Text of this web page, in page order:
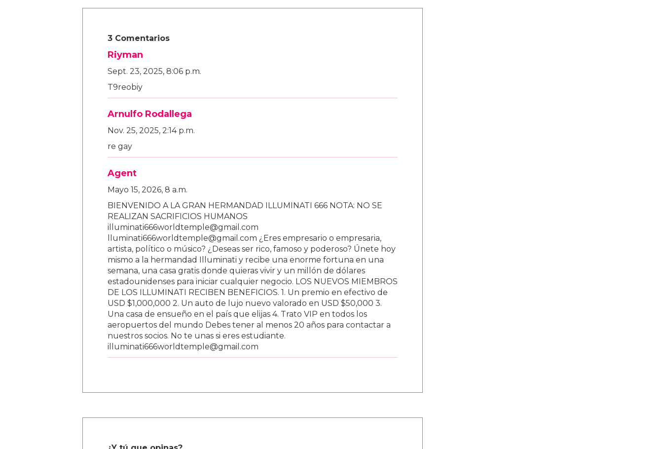
3 Comentarios
Riyman
Sept. 23, 2025, 8:06 p.m.
T9reobiy
Arnulfo Rodallega
Nov. 25, 2025, 2:14 p.m.
re gay
Agent
Mayo 15, 2026, 8 a.m.
BIENVENIDO A LA GRAN HERMANDAD ILLUMINATI 666 NOTA: NO SE
REALIZAN SACRIFICIOS HUMANOS
illuminati666worldtemple@gmail.com
lluminati666worldtemple@gmail.com ¿Eres empresario o empresaria,
artista, político o músico? ¿Deseas ser rico, famoso y poderoso? Únete hoy
mismo a la hermandad Illuminati y recibe una enorme fortuna en una
semana, una casa gratis donde quieras vivir y un millón de dólares
estadounidenses para iniciar cualquier negocio. LOS NUEVOS MIEMBROS
DE LOS ILLUMINATI RECIBEN BENEFICIOS. 1. Un premio en efectivo de
USD $1,000,000 2. Un auto de lujo nuevo valorado en USD $50,000 3.
Una casa de ensueño en el país que elijas 4. Trato VIP en todos los
aeropuertos del mundo Debes tener al menos 20 años para contactar a
nuestros socios. No te unas si eres estudiante.
illuminati666worldtemple@gmail.com